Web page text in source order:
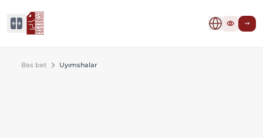
Bas bet Uyımshalar